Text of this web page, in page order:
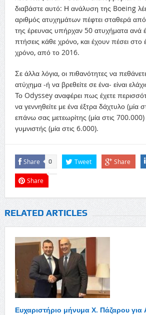
διαβάστε αυτό: Η ανάλυση της Boeing
αριθμός ατυχημάτων πέφτει σταθερά
της έρευνας υπήρχαν 50 ατυχήματα ανά
πτήσεις κάθε χρόνο, και έχουν πέσει στο
χρόνο, από το 2016.
Σε άλλα λόγια, οι πιθανότητες να
ατύχημα -ή να βρεθείτε σε ένα- είναι
Το Odyssey αναφέρει πως έχετε
να γεννηθείτε με ένα έξτρα δάχτυλο (μία
επάνω σας μετεωρίτης (μία στις 700.000)
γυμνιστής (μία στις 6.000).
Share 0 Tweet Share
Share
RELATED ARTICLES
Ευχαριστήριο μήνυμα Χ. Πάζαρου